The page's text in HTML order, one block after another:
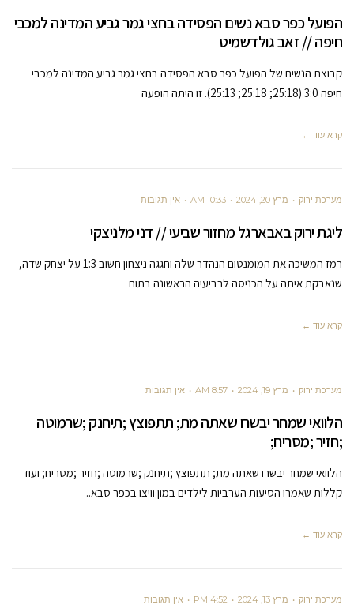
הפועל כפר סבא נשים הפסידה בחצי גמר גביע המדינה למכבי
חיפה // זאב גולדשמיט
קבוצת הנשים של הפועל כפר סבא הפסידה בחצי גמר גביע המדינה למכבי
חיפה 3:0 (25:18; 25:18; 25:13). זו היתה הופעה
קרא עוד ←
מערכת ירוק מרץ 20, 2024 10:33 AM אין תגובות
ליגת ירוק באבארגל מחזור שביעי // דני מלניצקי
רמז המשיכה את המומנטום הנהדר שלה וחגגה ניצחון חשוב 1:3 על יצחק שדה,
שנאבקת איתה על הכניסה לרביעיה הראשונה בתום
קרא עוד ←
מערכת ירוק מרץ 19, 2024 8:57 AM אין תגובות
הלוואי שמחר יבשרו שאתה מת; תתפוצץ ;תיחנק ;שרמוטה
;חזיר ;מסריח;
הלוואי שמחר יבשרו שאתה מת; תתפוצץ ;תיחנק ;שרמוטה ;חזיר ;מסריח; ועוד
קללות שאמרו הסיעות הערביות לילדים במון וויצו בכפר סבא..
קרא עוד ←
מערכת ירוק מרץ 13, 2024 4:52 PM אין תגובות